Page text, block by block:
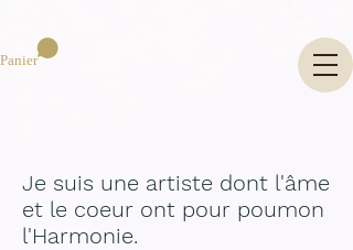
Panier
Je suis une artiste dont l'âme
et le coeur ont pour poumon
l'Harmonie.